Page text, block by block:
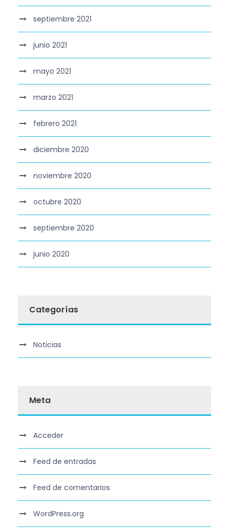
septiembre 2021
junio 2021
mayo 2021
marzo 2021
febrero 2021
diciembre 2020
noviembre 2020
octubre 2020
septiembre 2020
junio 2020
Categorías
Noticias
Meta
Acceder
Feed de entradas
Feed de comentarios
WordPress.org